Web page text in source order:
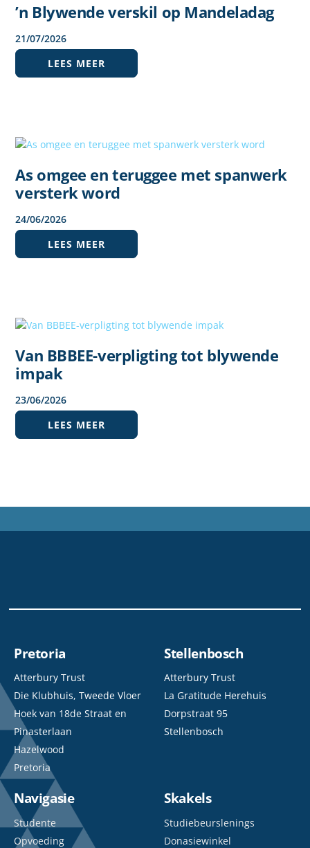
’n Blywende verskil op Mandeladag
21/07/2026
LEES MEER
As omgee en teruggee met spanwerk
versterk word
24/06/2026
LEES MEER
Van BBBEE-verpligting tot blywende
impak
23/06/2026
LEES MEER
Pretoria
Atterbury Trust
Die Klubhuis, Tweede Vloer
Hoek van 18de Straat en
Pinasterlaan
Hazelwood
Pretoria
Stellenbosch
Atterbury Trust
La Gratitude Herehuis
Dorpstraat 95
Stellenbosch
Navigasie
Studente
Opvoeding
Skakels
Studiebeurslenings
Donasiewinkel